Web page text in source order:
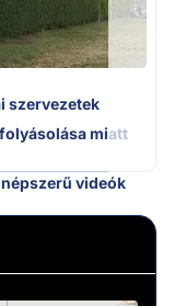
szervezetek
miatt
videók